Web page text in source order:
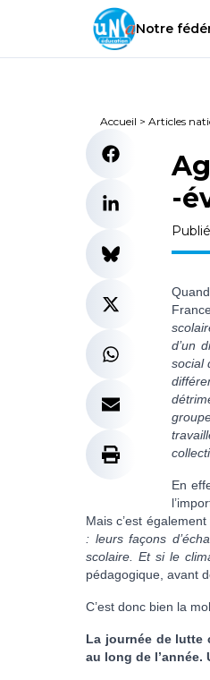
Notre
Accueil > Articles
-
d’un
social
En
Mais c’est
: leurs façons
scolaire. Et si le
pédagogique, avant
C’est donc bien la
La journée de lutte
au long de l’année.